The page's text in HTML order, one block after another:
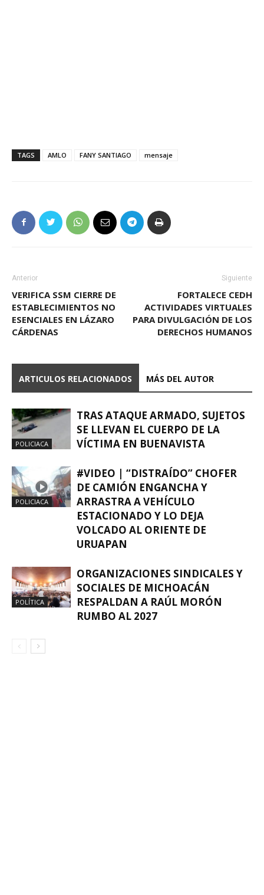
TAGS AMLO FANY SANTIAGO mensaje
Anterior
VERIFICA SSM CIERRE DE
ESTABLECIMIENTOS NO
ESENCIALES EN LÁZARO
CÁRDENAS
Siguiente
FORTALECE CEDH
ACTIVIDADES VIRTUALES
PARA DIVULGACIÓN DE LOS
DERECHOS HUMANOS
ARTICULOS RELACIONADOS MÁS DEL AUTOR
POLICIACA
TRAS ATAQUE ARMADO, SUJETOS
SE LLEVAN EL CUERPO DE LA
VÍCTIMA EN BUENAVISTA
POLICIACA
#VIDEO | “DISTRAÍDO” CHOFER
DE CAMIÓN ENGANCHA Y
ARRASTRA A VEHÍCULO
ESTACIONADO Y LO DEJA
VOLCADO AL ORIENTE DE
URUAPAN
POLÍTICA
ORGANIZACIONES SINDICALES Y
SOCIALES DE MICHOACÁN
RESPALDAN A RAÚL MORÓN
RUMBO AL 2027